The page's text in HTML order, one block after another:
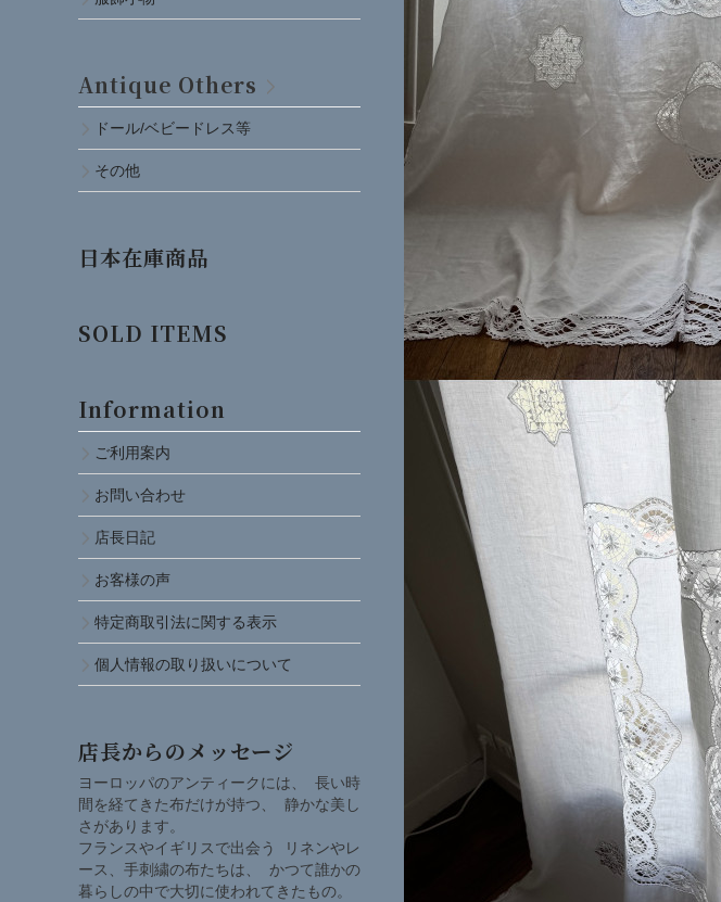
Antique Others
ドール/ベビードレス等
その他
日本在庫商品
SOLD ITEMS
Information
ご利用案内
お問い合わせ
店長日記
お客様の声
特定商取引法に関する表示
個人情報の取り扱いについて
店長からのメッセージ
ヨーロッパのアンティークには、 長い時
間を経てきた布だけが持つ、 静かな美し
さがあります。
フランスやイギリスで出会う リネンやレ
ース、手刺繍の布たちは、 かつて誰かの
暮らしの中で大切に使われてきたもの。